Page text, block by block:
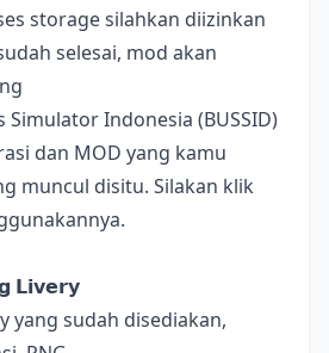
storage silahkan diizinkan
selesai, mod akan
Simulator Indonesia (BUSSID)
dan MOD yang kamu
muncul disitu. Silakan klik
𝗟𝗶𝘃𝗲𝗿𝘆
yang sudah disediakan,